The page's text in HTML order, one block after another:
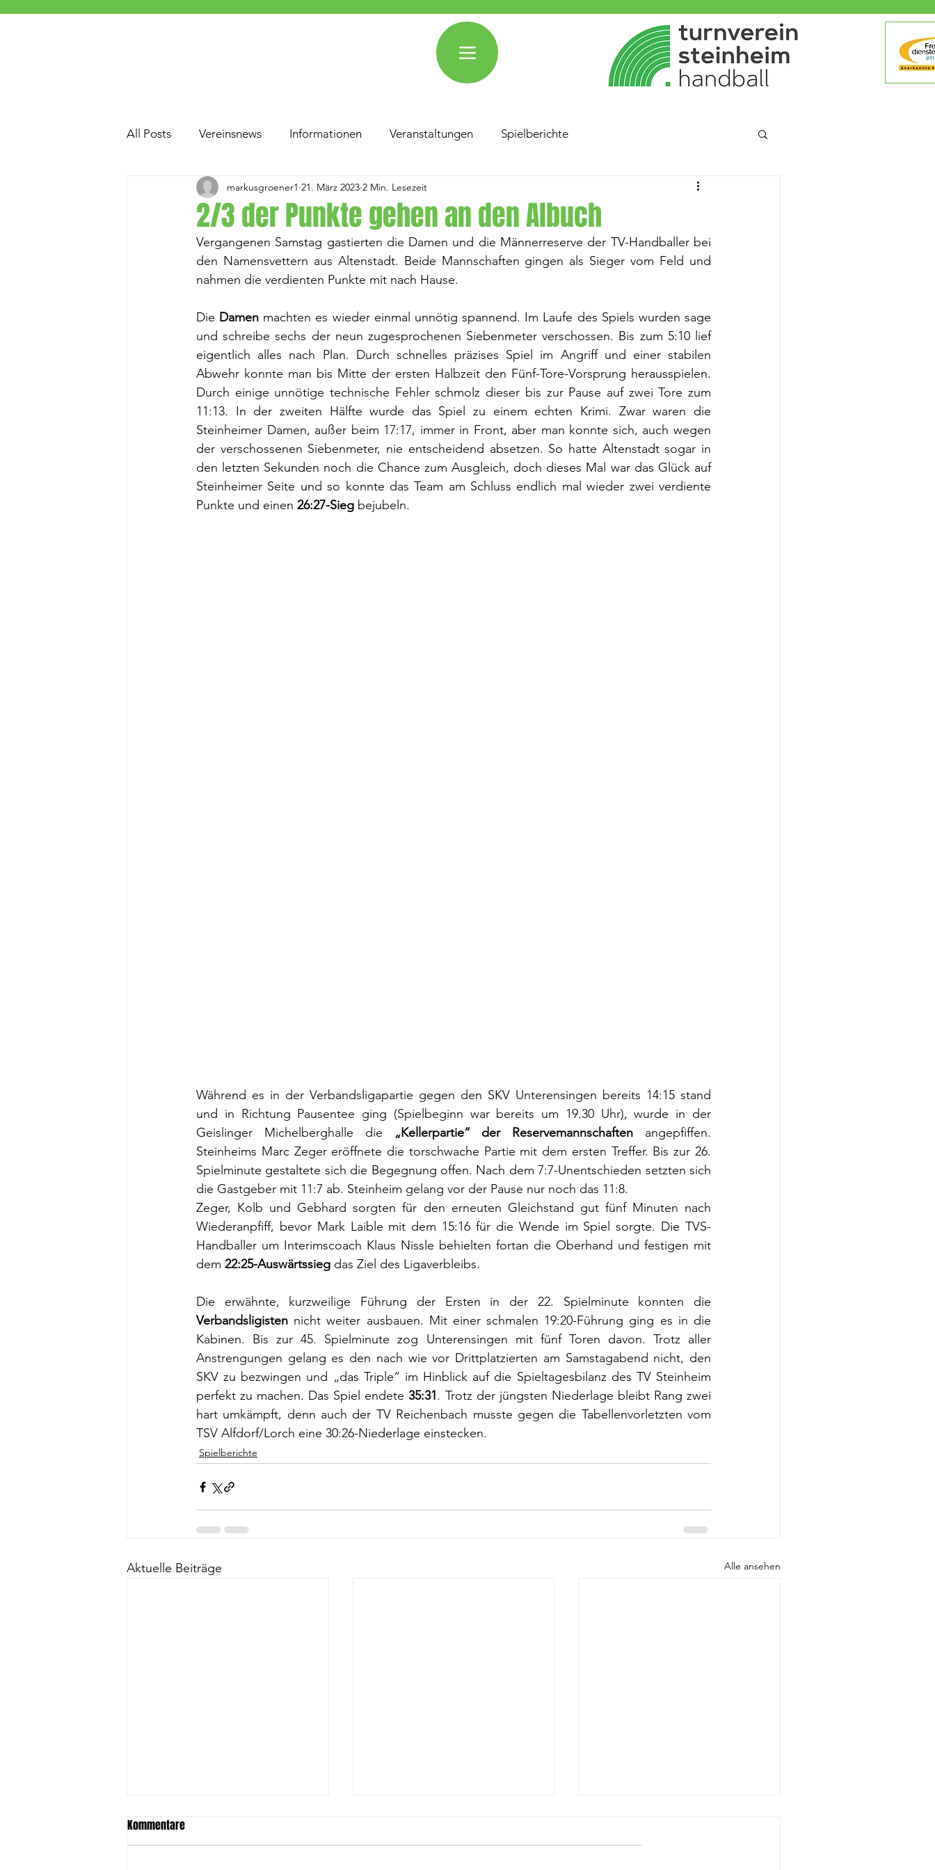
All Posts Vereinsnews Informationen Veranstaltungen Spielberichte
2/3 der Punkte gehen an den Albuch
markusgroener1 21. März 2023 2 Min. Lesezeit
Vergangenen Samstag gastierten die Damen und die Männerreserve der TV-Handballer bei
den Namensvettern aus Altenstadt. Beide Mannschaften gingen als Sieger vom Feld und
nahmen die verdienten Punkte mit nach Hause.
Die Damen machten es wieder einmal unnötig spannend. Im Laufe des Spiels wurden sage
und schreibe sechs der neun zugesprochenen Siebenmeter verschossen. Bis zum 5:10 lief
eigentlich alles nach Plan. Durch schnelles präzises Spiel im Angriff und einer stabilen
Abwehr konnte man bis Mitte der ersten Halbzeit den Fünf-Tore-Vorsprung herausspielen.
Durch einige unnötige technische Fehler schmolz dieser bis zur Pause auf zwei Tore zum
11:13. In der zweiten Hälfte wurde das Spiel zu einem echten Krimi. Zwar waren die
Steinheimer Damen, außer beim 17:17, immer in Front, aber man konnte sich, auch wegen
der verschossenen Siebenmeter, nie entscheidend absetzen. So hatte Altenstadt sogar in
den letzten Sekunden noch die Chance zum Ausgleich, doch dieses Mal war das Glück auf
Steinheimer Seite und so konnte das Team am Schluss endlich mal wieder zwei verdiente
Punkte und einen 26:27-Sieg bejubeln.
Während es in der Verbandsligapartie gegen den SKV Unterensingen bereits 14:15 stand
und in Richtung Pausentee ging (Spielbeginn war bereits um 19.30 Uhr), wurde in der
Geislinger Michelberghalle die
„Kellerpartie“ der Reservemannschaften angepfiffen.
Steinheims Marc Zeger eröffnete die torschwache Partie mit dem ersten Treffer. Bis zur 26.
Spielminute gestaltete sich die Begegnung offen. Nach dem 7:7-Unentschieden setzten sich
die Gastgeber mit 11:7 ab. Steinheim gelang vor der Pause nur noch das 11:8.
Zeger, Kolb und Gebhard sorgten für den erneuten Gleichstand gut fünf Minuten nach
Wiederanpfiff, bevor Mark Laible mit dem 15:16 für die Wende im Spiel sorgte. Die TVS-
Handballer um Interimscoach Klaus Nissle behielten fortan die Oberhand und festigen mit
dem 22:25-Auswärtssieg das Ziel des Ligaverbleibs.
Verbandsligisten nicht weiter ausbauen. Mit einer schmalen 19:20-Führung ging es in die
Kabinen. Bis zur 45. Spielminute zog Unterensingen mit fünf Toren davon. Trotz aller
Anstrengungen gelang es den nach wie vor Drittplatzierten am Samstagabend nicht, den
SKV zu bezwingen und „das Triple“ im Hinblick auf die Spieltagesbilanz des TV Steinheim
perfekt zu machen. Das Spiel endete 35:31. Trotz der jüngsten Niederlage bleibt Rang zwei
hart umkämpft, denn auch der TV Reichenbach musste gegen die Tabellenvorletzten vom
TSV Alfdorf/Lorch eine 30:26-Niederlage einstecken.
Spielberichte
Aktuelle Beiträge Alle ansehen
Kommentare